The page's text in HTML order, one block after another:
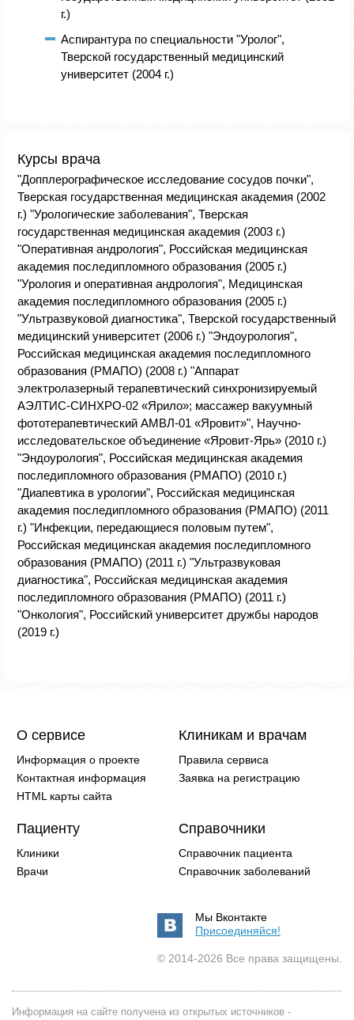
г.)
Аспирантура по специальности "Уролог",
Тверской государственный медицинский
университет (2004 г.)
Курсы врача
"Допплерографическое исследование сосудов почки",
Тверская государственная медицинская академия (2002
г.) "Урологические заболевания", Тверская
государственная медицинская академия (2003 г.)
"Оперативная андрология", Российская медицинская
академия последипломного образования (2005 г.)
"Урология и оперативная андрология", Медицинская
академия последипломного образования (2005 г.)
"Ультразвуковой диагностика", Тверской государственный
медицинский университет (2006 г.) "Эндоурология",
Российская медицинская академия последипломного
образования (РМАПО) (2008 г.) "Аппарат
электролазерный терапевтический синхронизируемый
АЭЛТИС-СИНХРО-02 «Ярило»; массажер вакуумный
фототерапевтический АМВЛ-01 «Яровит»", Научно-
исследовательское объединение «Яровит-Ярь» (2010 г.)
"Эндоурология", Российская медицинская академия
последипломного образования (РМАПО) (2010 г.)
"Диапевтика в урологии", Российская медицинская
академия последипломного образования (РМАПО) (2011
г.) "Инфекции, передающиеся половым путем",
Российская медицинская академия последипломного
образования (РМАПО) (2011 г.) "Ультразвуковая
диагностика", Российская медицинская академия
последипломного образования (РМАПО) (2011 г.)
"Онкология", Российский университет дружбы народов
(2019 г.)
О сервисе
Информация о проекте
Контактная информация
HTML карты сайта
Клиникам и врачам
Правила сервиса
Заявка на регистрацию
Пациенту
Клиники
Врачи
Справочники
Справочник пациента
Справочник заболеваний
Мы Вконтакте
Присоединяйся!
© 2014-2026 Все права защищены.
Информация на сайте получена из открытых источников -